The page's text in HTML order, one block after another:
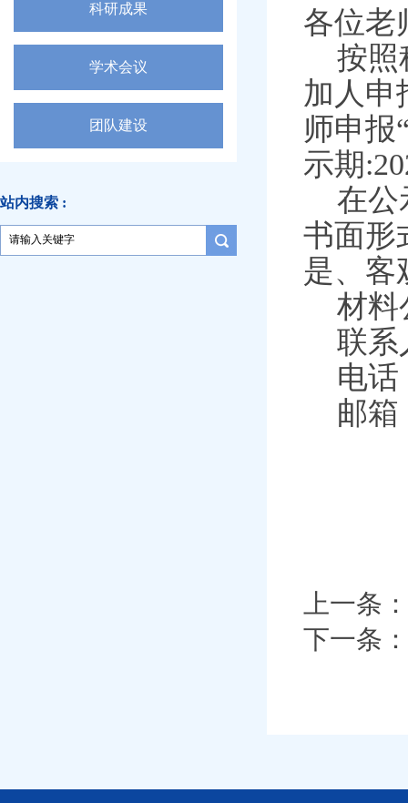
科研成果
学术会议
团队建设
站内搜索 :
各位老
按照
加人申
师申报
示期
在公
书面形
是、客
材料
联系
电话
邮箱
上一条：
下一条：